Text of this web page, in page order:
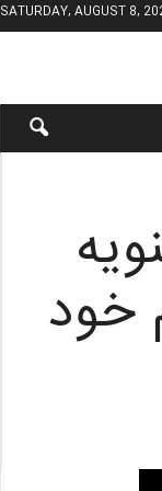
SATURDAY, AUGUST 8,
خود